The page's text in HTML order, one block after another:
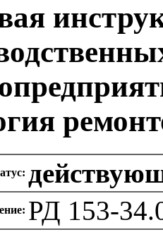
РД 153-